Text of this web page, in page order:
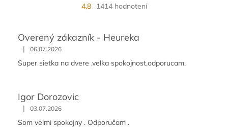
4,8 1414 hodnotení
Overený zákazník - Heureka
| 06.07.2026
Super sietka na dvere ,velka spokojnost,odporucam.
Igor Dorozovic
| 03.07.2026
Som velmi spokojny . Odporučam .